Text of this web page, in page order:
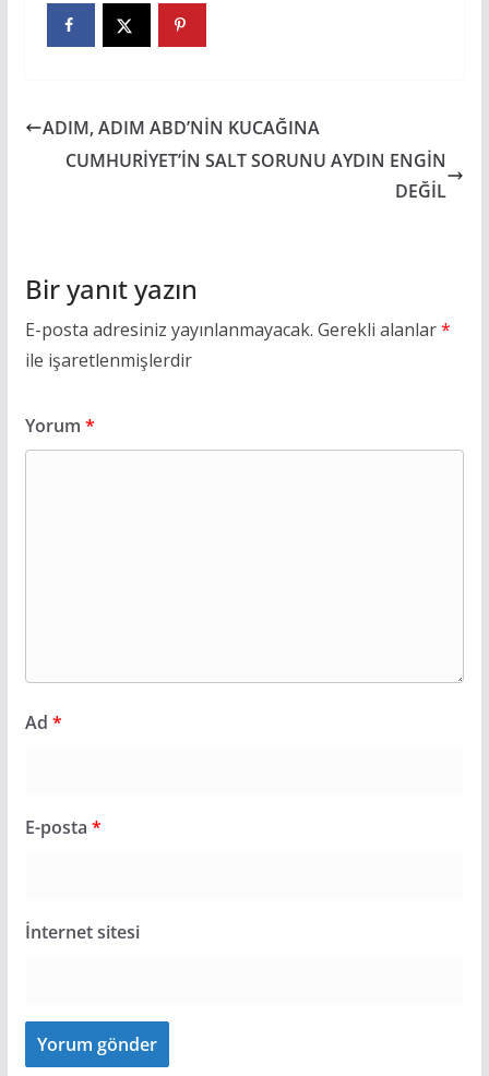
ADIM, ADIM ABD’NİN KUCAĞINA
CUMHURİYET’İN SALT SORUNU AYDIN ENGİN
DEĞİL
Bir yanıt yazın
E-posta adresiniz yayınlanmayacak. Gerekli alanlar*
ile işaretlenmişlerdir
Yorum *
Ad *
E-posta *
İnternet sitesi